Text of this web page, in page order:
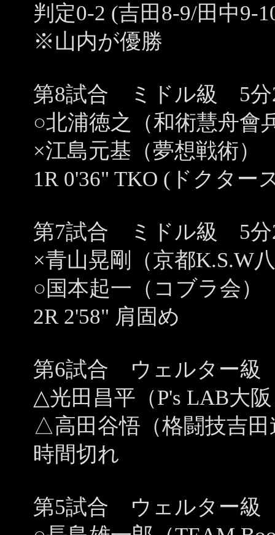
判定0-2 (吉田8-9/田中9-
※山内が優勝
第8試合 ミドル級 5分
○北浦徳之（和術慧舟會
×江島元基（夢想戦術）
1R 0'36" TKO (ドクター
第7試合 ミドル級 5分
×青山晃剛（京都K.S.W
○国本起一（コブラ会）
2R 2'58" 肩固め
第6試合 ウェルター級
△光田昌平（P's LAB大
△高田谷悟（格闘技吉田
時間切れ
第5試合 ウェルター級